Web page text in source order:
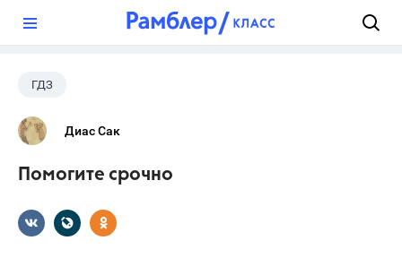
ГДЗ
Диас Сак
Помогите срочно